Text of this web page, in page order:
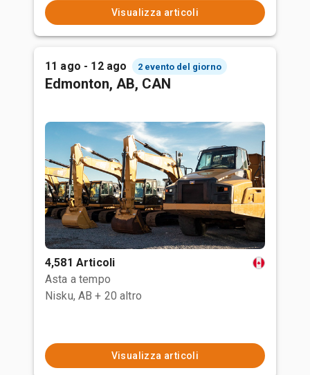
Visualizza articoli
11 ago - 12 ago 2 evento del giorno
Edmonton, AB, CAN
4,581 Articoli
Asta a tempo
Nisku, AB + 20 altro
Visualizza articoli